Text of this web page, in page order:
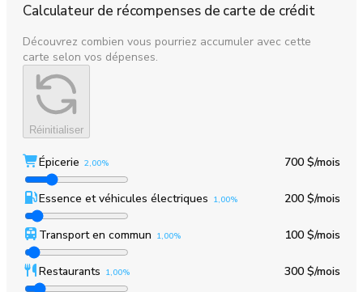
Calculateur de récompenses de carte de crédit
Découvrez combien vous pourriez accumuler avec cette
carte selon vos dépenses.
Réinitialiser
Épicerie 2,00% 700 $/mois
Essence et véhicules électriques 1,00% 200 $/mois
Transport en commun 1,00% 100 $/mois
Restaurants 1,00% 300 $/mois